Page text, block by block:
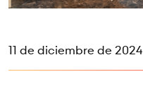
11 de diciembre de 2024